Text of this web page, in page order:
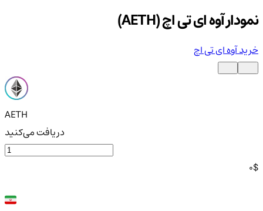
نمودار آوه ای تی اچ (AETH)
خرید آوه ای تی اچ
AETH
دریافت می‌کنید
0$